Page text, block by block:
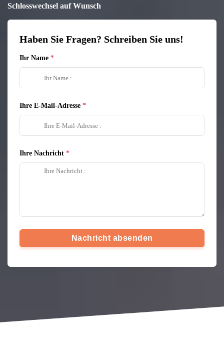
Schlosswechsel auf Wunsch
Haben Sie Fragen? Schreiben Sie uns!
Ihr Name
Ihre E-Mail-Adresse
Ihre Nachricht
Nachricht absenden